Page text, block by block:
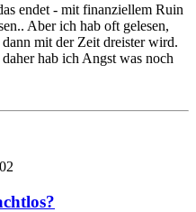
endet - mit finanziellem Ruin
Aber ich hab oft gelesen,
mit der Zeit dreister wird.
hab ich Angst was noch